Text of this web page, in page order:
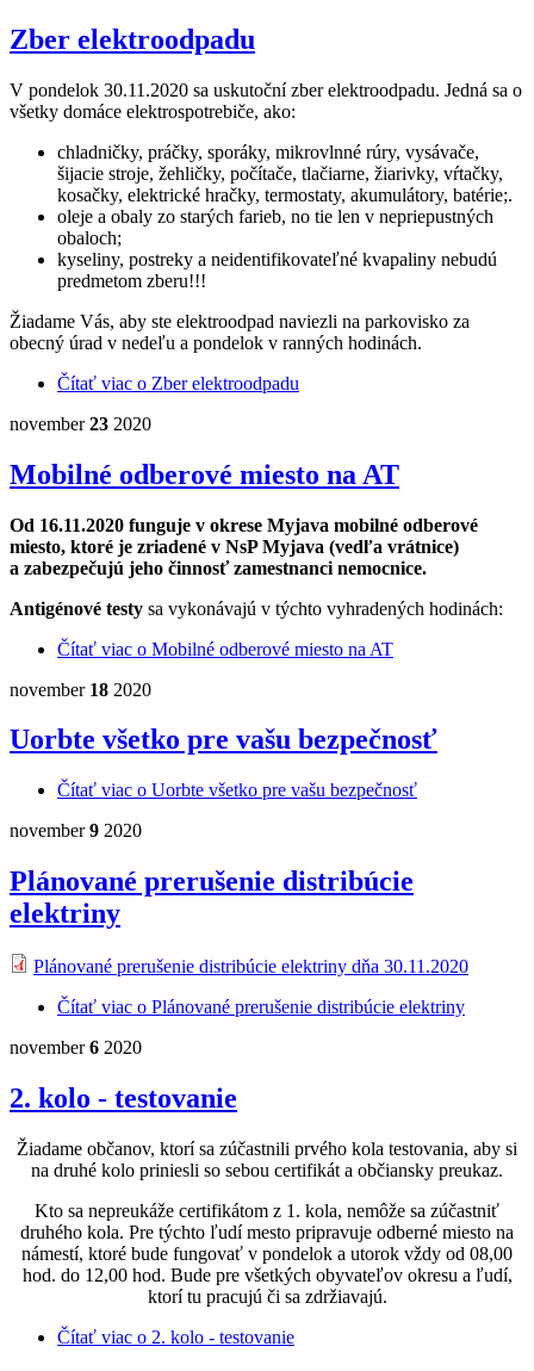
Zber elektroodpadu
V pondelok 30.11.2020 sa uskutoční zber elektroodpadu. Jedná sa o
všetky domáce elektrospotrebiče, ako:
chladničky, práčky, sporáky, mikrovlnné rúry, vysávače,
šijacie stroje, žehličky, počítače, tlačiarne, žiarivky, vŕtačky,
kosačky, elektrické hračky, termostaty, akumulátory, batérie;.
oleje a obaly zo starých farieb, no tie len v nepriepustných
obaloch;
kyseliny, postreky a neidentifikovateľné kvapaliny nebudú
predmetom zberu!!!
Žiadame Vás, aby ste elektroodpad naviezli na parkovisko za
obecný úrad v nedeľu a pondelok v ranných hodinách.
Čítať viac o Zber elektroodpadu
november23 2020
Mobilné odberové miesto na AT
Od 16.11.2020 funguje v okrese Myjava mobilné odberové
miesto, ktoré je zriadené v NsP Myjava (vedľa vrátnice)
a zabezpečujú jeho činnosť zamestnanci nemocnice.
Antigénové testy sa vykonávajú v týchto vyhradených hodinách:
Čítať viac o Mobilné odberové miesto na AT
november 18 2020
Uorbte všetko pre vašu bezpečnosť
Čítať viac o Uorbte všetko pre vašu bezpečnosť
november9 2020
Plánované prerušenie distribúcie
elektriny
Plánované prerušenie distribúcie elektriny dňa 30.11.2020
Čítať viac o Plánované prerušenie distribúcie elektriny
november6 2020
2. kolo - testovanie
Žiadame občanov, ktorí sa zúčastnili prvého kola testovania, aby si
na druhé kolo priniesli so sebou certifikát a občiansky preukaz.
Kto sa nepreukáže certifikátom z 1. kola, nemôže sa zúčastniť
druhého kola. Pre týchto ľudí mesto pripravuje odberné miesto na
námestí, ktoré bude fungovať v pondelok a utorok vždy od 08,00
hod. do 12,00 hod. Bude pre všetkých obyvateľov okresu a ľudí,
ktorí tu pracujú či sa zdržiavajú.
Čítať viac o 2. kolo - testovanie